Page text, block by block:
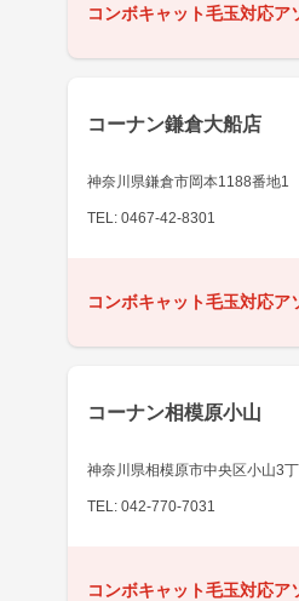
コンボキャット毛玉対応ア
コーナン鎌倉大船店
神奈川県鎌倉市岡本1188番地1
TEL: 0467-42-8301
コンボキャット毛玉対応ア
コーナン相模原小山
神奈川県相模原市中央区小山3
TEL: 042-770-7031
コンボキャット毛玉対応ア